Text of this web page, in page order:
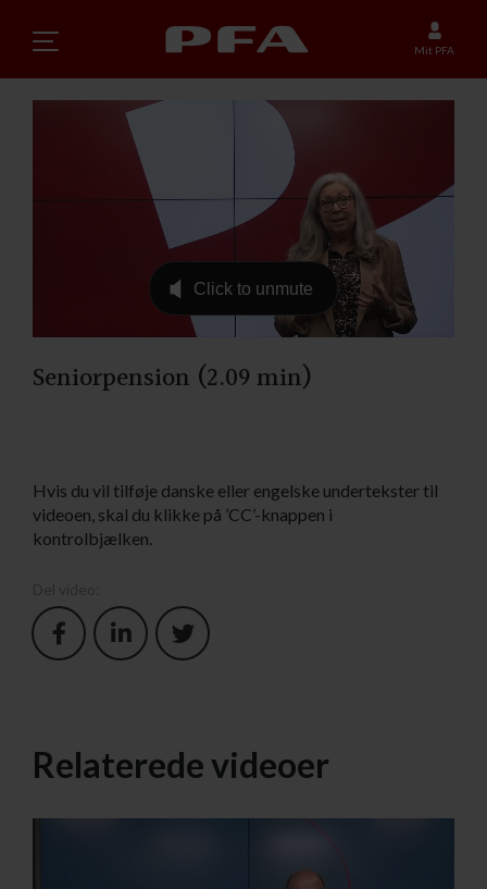
Mit PFA
Seniorpension (2.09 min)
Hvis du vil tilføje danske eller engelske undertekster til
videoen, skal du klikke på ’CC’-knappen i
kontrolbjælken.
Relaterede videoer